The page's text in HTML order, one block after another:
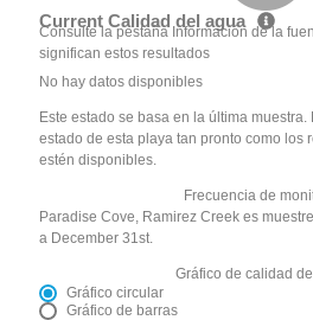
Current Calidad del agua
Consulte la pestaña Información de la
significan estos resultados
No hay datos disponibles
Este estado se basa en la última
estado de esta playa tan pronto como los
estén disponibles.
Frecuencia de
Paradise Cove, Ramirez Creek es
a December 31st.
Gráfico de calidad
Gráfico circular
Gráfico de barras